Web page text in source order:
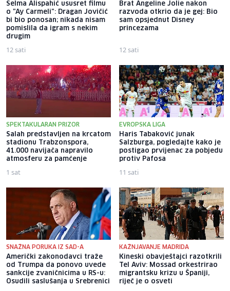
Selma Alispahić ususret filmu
o "Ay Carmeli": Dragan Jovičić
bi bio ponosan; nikada nisam
pomislila da igram s nekim
drugim
12 sati
Brat Angeline Jolie nakon
razvoda otkrio da je gej: Bio
sam opsjednut Disney
princezama
12 sati
SPEKTAKULARAN PRIZOR
Salah predstavljen na krcatom
stadionu Trabzonspora,
41.000 navijača napravilo
atmosferu za pamćenje
1 sat
EVROPSKA LIGA
Haris Tabaković junak
Salzburga, pogledajte kako je
postigao prvijenac za pobjedu
protiv Pafosa
11 sati
SNAŽNA PORUKA IZ SAD-A
Američki zakonodavci traže
od Trumpa da ponovo uvede
sankcije zvaničnicima u RS-u:
Osudili saslušanja u Srebrenici
KAŽNJAVANJE MADRIDA
Kineski obavještajci razotkrili
Tel Aviv: Mossad orkestrirao
migrantsku krizu u Španiji,
riječ je o osveti